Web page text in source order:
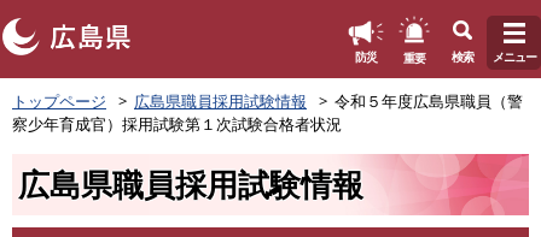
ペ
ー
ジ
防災 重要 検索 メニュー
トップページ 広島県職員採用試験情報
令和５年度広島県職員（警
察少年育成官）採用試験第１次試験合格者状況
広島県職員採用試験情報